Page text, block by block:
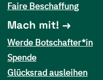
Faire Beschaffung
Mach mit!
Werde Botschafter*in
Spende
Glücksrad ausleihen